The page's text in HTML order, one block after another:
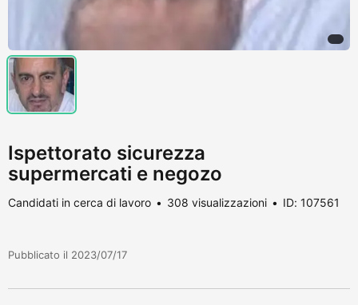
Ispettorato sicurezza
supermercati e negozo
Candidati in cerca di lavoro 308 visualizzazioni ID: 107561
Pubblicato il 2023/07/17